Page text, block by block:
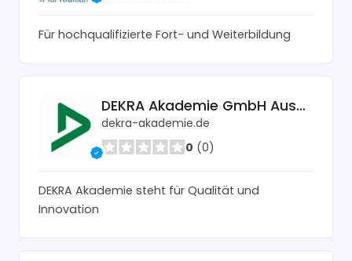
Für hochqualifizierte Fort- und Weiterbildung
DEKRA Akademie GmbH Aus- und Weiterbildungszentrum
dekra-akademie.de
0 (0)
DEKRA Akademie steht für Qualität und
Innovation